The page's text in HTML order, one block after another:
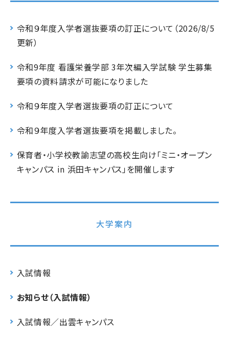
令和９年度入学者選抜要項の訂正について（2026/8/5
更新）
令和9年度 看護栄養学部 3年次編入学試験 学生募集
要項の資料請求が可能になりました
令和９年度入学者選抜要項の訂正について
令和９年度入学者選抜要項を掲載しました。
保育者・小学校教諭志望の高校生向け「ミニ・オープン
キャンパス in 浜田キャンパス」を開催します
大学案内
入試情報
お知らせ（入試情報）
入試情報／出雲キャンパス